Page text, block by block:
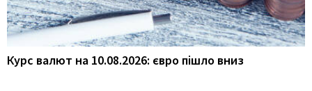
Курс валют на 10.08.2026: євро пішло вниз